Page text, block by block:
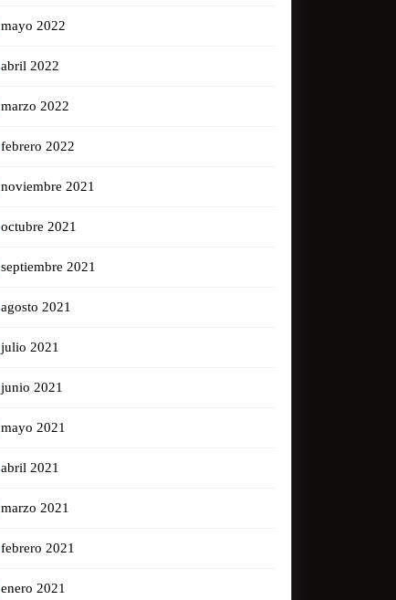
mayo 2022
abril 2022
marzo 2022
febrero 2022
noviembre 2021
octubre 2021
septiembre 2021
agosto 2021
julio 2021
junio 2021
mayo 2021
abril 2021
marzo 2021
febrero 2021
enero 2021